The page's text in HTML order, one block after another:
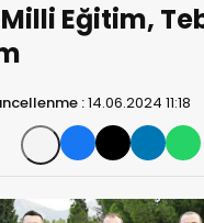
Eğitim,
:14.06.2024 11:18